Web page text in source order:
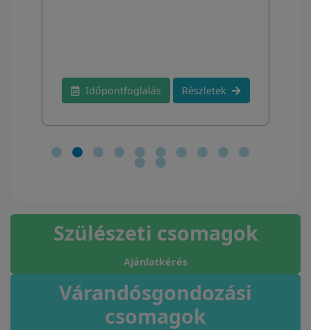
Időpontfoglalás Részletek
Szülészeti csomagok
Ajánlatkérés
Várandósgondozási
csomagok